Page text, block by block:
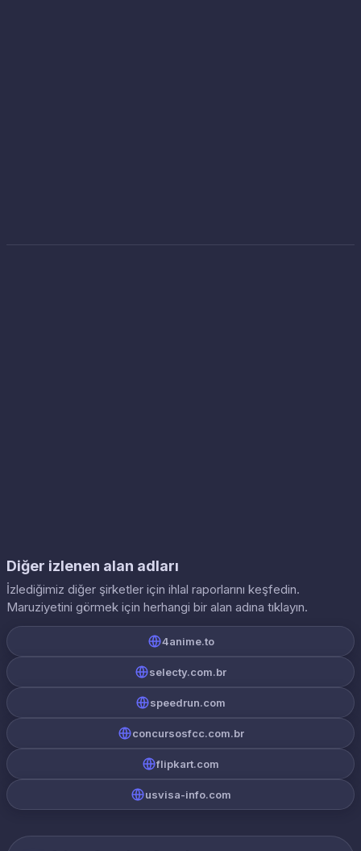
Diğer izlenen alan adları
İzlediğimiz diğer şirketler için ihlal raporlarını keşfedin.
Maruziyetini görmek için herhangi bir alan adına tıklayın.
4anime.to
selecty.com.br
speedrun.com
concursosfcc.com.br
flipkart.com
usvisa-info.com